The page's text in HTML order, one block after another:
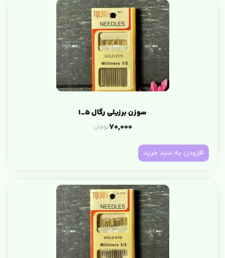
سوزن برزیلی رگال 5_1
70,000تومان
افزودن به سبد خرید